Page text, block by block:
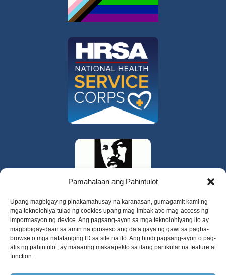
Pamahalaan ang Pahintulot
Upang magbigay ng pinakamahusay na karanasan, gumagamit kami ng
mga teknolohiya tulad ng cookies upang mag-imbak at/o mag-access ng
impormasyon ng device. Ang pagsang-ayon sa mga teknolohiyang ito ay
magbibigay-daan sa amin na iproseso ang data gaya ng gawi sa pagba-
browse o mga natatanging ID sa site na ito. Ang hindi pagsang-ayon o pag-
alis ng pahintulot, ay maaaring makaapekto sa ilang partikular na feature at
function.